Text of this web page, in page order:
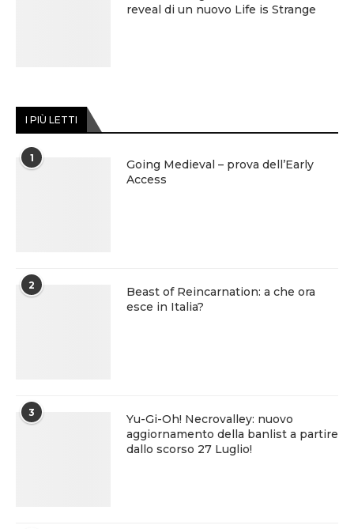
reveal di un nuovo Life is Strange
I PIÙ LETTI
1
Going Medieval – prova dell’Early
Access
2
Beast of Reincarnation: a che ora
esce in Italia?
3
Yu-Gi-Oh! Necrovalley: nuovo
aggiornamento della banlist a partire
dallo scorso 27 Luglio!